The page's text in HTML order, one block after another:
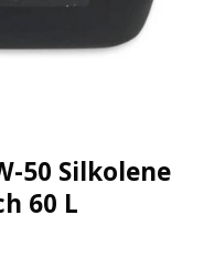
50 Silkolene
60 L